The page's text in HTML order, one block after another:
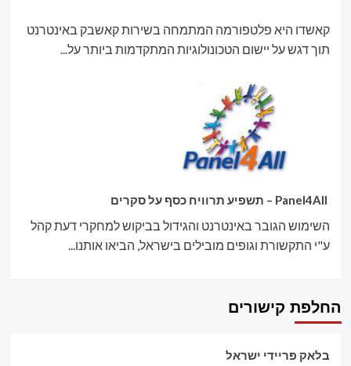
קאשדו היא פלטפורמה המתמחה בשירות קאשבק באינטרנט
תוך דגש על יישום הטכונולוגיות המתקדמות ביותר על...
השימוש הגובר באינטרנט והגידול בביקוש למחקרי דעת קהל
ע"י התקשורת וגופים מובילים בישראל, הביאו אותנו...
החלפת קישורים
בלאק פריידי ישראל